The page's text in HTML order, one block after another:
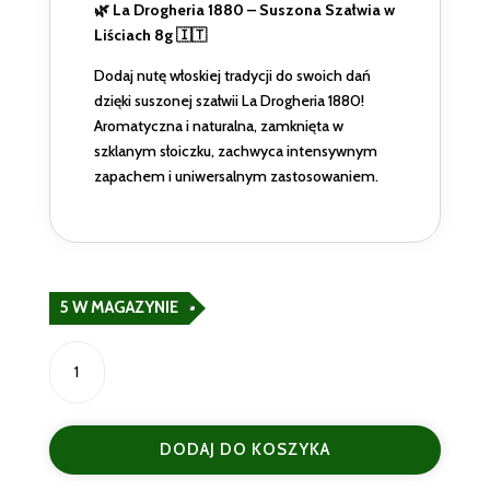
🌿 La Drogheria 1880 – Suszona Szałwia w
Liściach 8g 🇮🇹
Dodaj nutę włoskiej tradycji do swoich dań
dzięki suszonej szałwii La Drogheria 1880!
Aromatyczna i naturalna, zamknięta w
szklanym słoiczku, zachwyca intensywnym
zapachem i uniwersalnym zastosowaniem.
5 W MAGAZYNIE
Włoska
Szałwia
w
Liściach
DODAJ DO KOSZYKA